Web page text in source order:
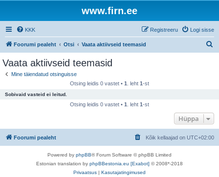
www.firn.ee
KKK Logi sisse
Registreeru
Foorumi pealeht Otsi Vaata aktiivseid teemasid
Vaata aktiivseid teemasid
Mine täiendatud otsinguisse
Otsing leidis 0 vastet • 1 . leht 1-st
Sobivaid vasteid ei leitud.
Otsing leidis 0 vastet • 1 . leht 1-st
Hüppa
Foorumi pealeht Kõik kellaajad on UTC+02:00
Powered by phpBB® Forum Software © phpBB Limited
Estonian translation by phpBBestonia.eu [Exabot] © 2008*-2018
Privaatsus | Kasutajatingimused